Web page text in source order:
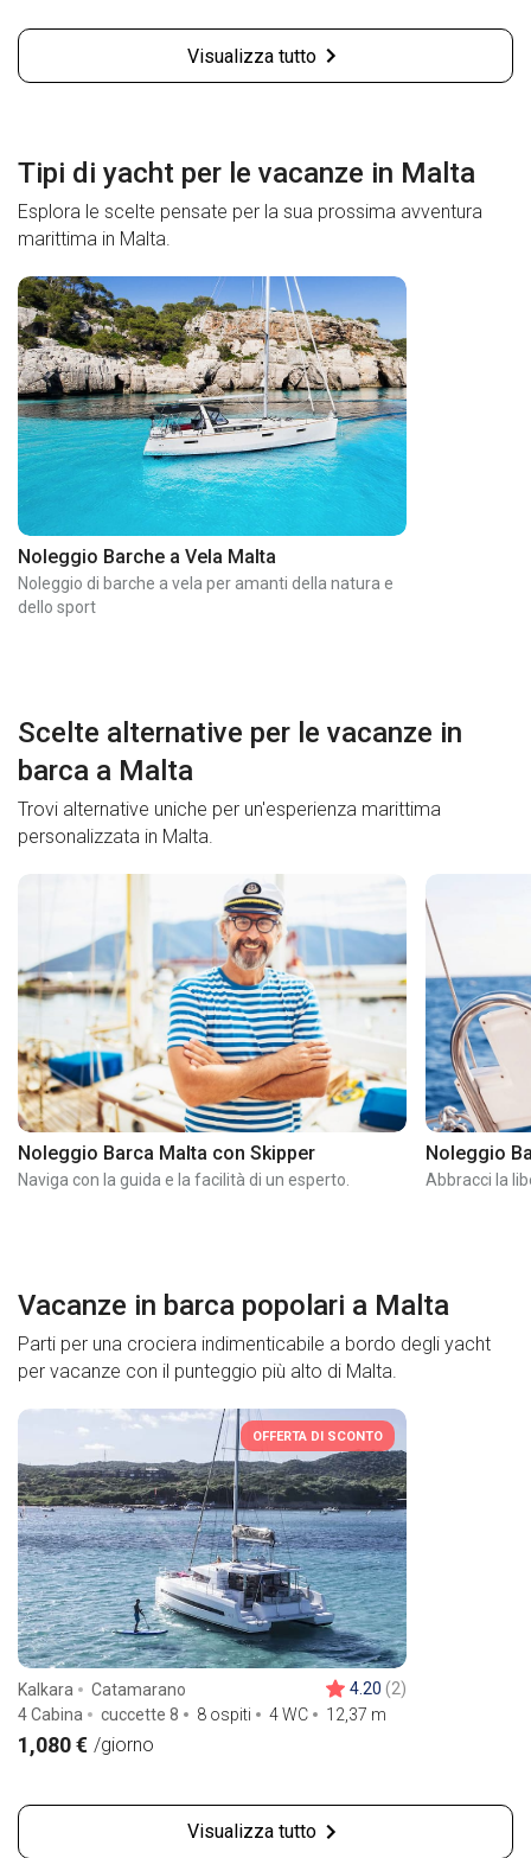
Visualizza tutto
Tipi di yacht per le vacanze in Malta
Esplora le scelte pensate per la sua prossima avventura
marittima in Malta.
Noleggio Barche a Vela Malta
Noleggio di barche a vela per amanti della natura e
dello sport
Scelte alternative per le vacanze in
barca a Malta
Trovi alternative uniche per un'esperienza marittima
personalizzata in Malta.
Noleggio Barca Malta con Skipper
Naviga con la guida e la facilità di un esperto.
Noleggio
Abbracci la
Vacanze in barca popolari a Malta
Parti per una crociera indimenticabile a bordo degli yacht
per vacanze con il punteggio più alto di Malta.
OFFERTA DI SCONTO
Kalkara
Catamarano
4 Cabina
cuccette 8 8 ospiti 4 WC 12,37 m
1,080 € /giorno
4.20 (2)
Visualizza tutto